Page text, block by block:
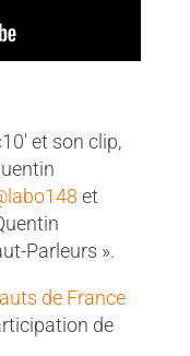
et son clip,
et
Parleurs ».
de France
de